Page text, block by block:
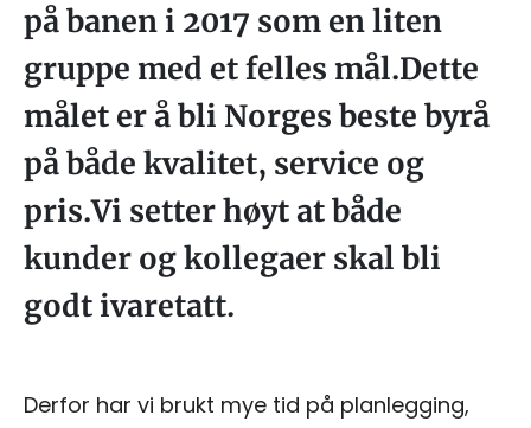
på banen i 2017 som en liten
gruppe med et felles mål.Dette
målet er å bli Norges beste byrå
på både kvalitet, service og
pris.Vi setter høyt at både
kunder og kollegaer skal bli
godt ivaretatt.
Derfor har vi brukt mye tid på planlegging,